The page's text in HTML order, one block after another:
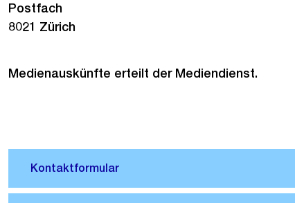
Medienauskünfte erteilt der Mediendienst.
Postfach
8021 Zürich